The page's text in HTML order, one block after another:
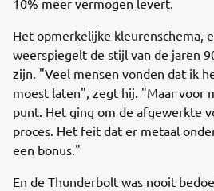
Het opmerkelijke kleurenschema,
weerspiegelt de stijl van de jaren
zijn. "Veel mensen vonden dat ik
moest laten", zegt hij. "Maar voor
punt. Het ging om de afgewerkte
proces. Het feit dat er metaal
een bonus."
En de Thunderbolt was nooit